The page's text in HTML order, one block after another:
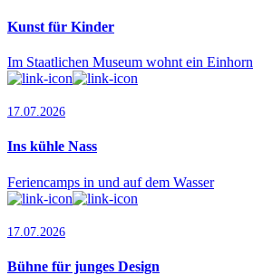
Kunst für Kinder
Im Staatlichen Museum wohnt ein Einhorn
17.07.2026
Ins kühle Nass
Feriencamps in und auf dem Wasser
17.07.2026
Bühne für junges Design